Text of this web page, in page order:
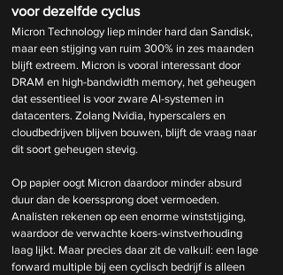
voor dezelfde cyclus
Micron Technology liep minder hard dan Sandisk,
maar een stijging van ruim 300% in zes maanden
blijft extreem. Micron is vooral interessant door
DRAM en high-bandwidth memory, het geheugen
dat essentieel is voor zware AI-systemen in
datacenters. Zolang Nvidia, hyperscalers en
cloudbedrijven blijven bouwen, blijft de vraag naar
dit soort geheugen stevig.
Op papier oogt Micron daardoor minder absurd
duur dan de koerssprong doet vermoeden.
Analisten rekenen op een enorme winststijging,
waardoor de verwachte koers-winstverhouding
laag lijkt. Maar precies daar zit de valkuil: een lage
forward multiple bij een cyclisch bedrijf is alleen